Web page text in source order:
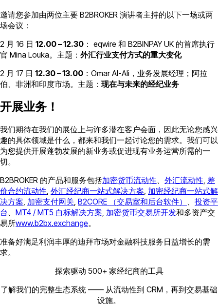
邀请您参加由两位主要 B2BROKER 演讲者主持的以下一场或两
场会议：
2 月 16 日 12.00 – 12.30 ： eqwire 和 B2BINPAY UK 的首席执行
官 Mina Louka。主题： 外汇行业支付方式的重大变化
2 月 17 日 12.30 – 13.00 ：Omar Al-Ali，业务发展经理；阿拉
伯、非洲和印度市场。主题： 现在与未来的经纪业务
开展业务！
我们期待在我们的展位上与许多潜在客户会面，因此无论您感兴
趣的具体领域是什么，都来和我们一起讨论您的需求。我们可以
为您提供开展蓬勃发展的新业务或促进现有业务运营所需的一
切。
B2BROKER 的产品和服务包括加密货币流动性、 外汇流动性, 差
价合约流动性, 外汇经纪商一站式解决方案, 加密经纪商一站式解
决方案, 加密支付网关, B2CORE （交易室和后台软件） 、 投资平
台 、 MT4 / MT5 白标解决方案, 加密货币交易所开发和多资产交
易所www.b2bx.exchange。
准备好满足利润丰厚的迪拜市场对金融科技服务日益增长的需
求。
探索驱动 500+ 家经纪商的工具
了解我们的完整生态系统 —— 从流动性到 CRM，再到交易基础
设施。